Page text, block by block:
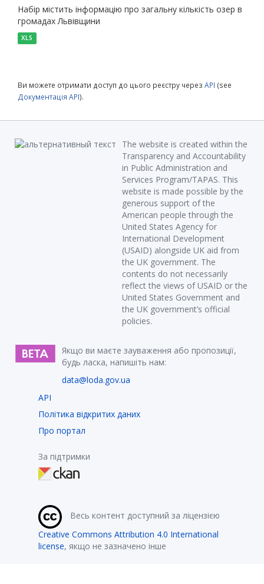
Набір містить інформацію про загальну кількість озер в
громадах Львівщини
XLS
Ви можете отримати доступ до цього реєстру через API (see
Документація API).
The website is created within the
Transparency and Accountability
in Public Administration and
Services Program/TAPAS. This
website is made possible by the
generous support of the
American people through the
United States Agency for
International Development
(USAID) alongside UK aid from
the UK government. The
contents do not necessarily
reflect the views of USAID or the
United States Government and
the UK government’s official
policies.
Якщо ви маєте зауваження або пропозиції,
будь ласка, напишіть нам:
data@loda.gov.ua
API
Політика відкритих даних
Про портал
За підтримки
Весь контент доступний за ліцензією
Creative Commons Attribution 4.0 International
license, якщо не зазначено інше